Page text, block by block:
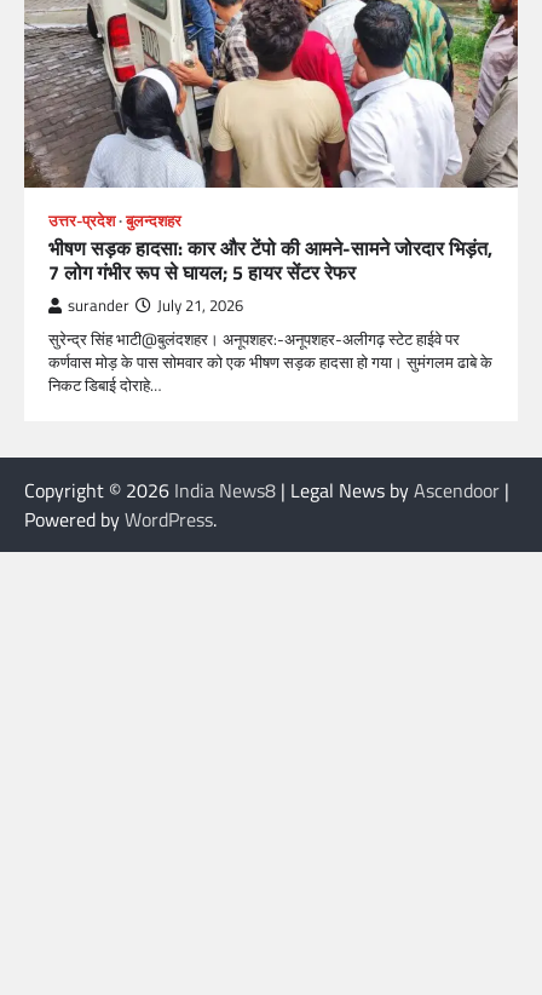
उत्तर-प्रदेश बुलन्दशहर
भीषण सड़क हादसा: कार और टेंपो की आमने-सामने जोरदार भिड़ंत,
7 लोग गंभीर रूप से घायल; 5 हायर सेंटर रेफर​
surander July 21, 2026
सुरेन्द्र सिंह भाटी@बुलंदशहर। अनूपशहर:-अनूपशहर-अलीगढ़ स्टेट हाईवे पर
कर्णवास मोड़ के पास सोमवार को एक भीषण सड़क हादसा हो गया। सुमंगलम ढाबे के
निकट डिबाई दोराहे…
Copyright © 2026 India News8 | Legal News byAscendoor |
Powered byWordPress.